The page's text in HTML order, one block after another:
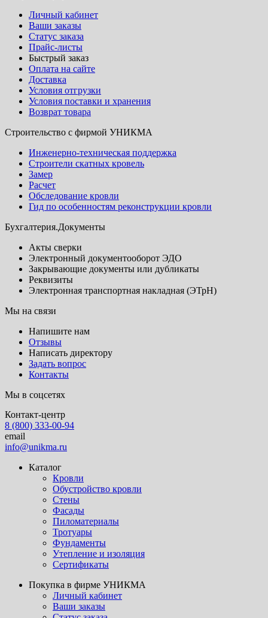
Личный кабинет
Ваши заказы
Статус заказа
Прайс-листы
Быстрый заказ
Оплата на сайте
Доставка
Условия отгрузки
Условия поставки и хранения
Возврат товара
Строительство с фирмой УНИКМА
Инженерно-техническая поддержка
Строители скатных кровель
Замер
Расчет
Обследование кровли
Гид по особенностям реконструкции кровли
Бухгалтерия.Документы
Акты сверки
Электронный документооборот ЭДО
Закрывающие документы или дубликаты
Реквизиты
Электронная транспортная накладная (ЭТрН)
Мы на связи
Напишите нам
Отзывы
Написать директору
Задать вопрос
Контакты
Мы в соцсетях
Контакт-центр
8 (800) 333-00-94
email
info@unikma.ru
Каталог
Кровли
Обустройство кровли
Стены
Фасады
Пиломатериалы
Тротуары
Фундаменты
Утепление и изоляция
Сертификаты
Покупка в фирме УНИКМА
Личный кабинет
Ваши заказы